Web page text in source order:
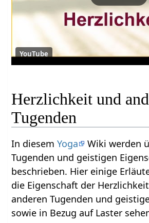
YouTube
Herzlichkeit und
Tugenden
In diesemYoga
Wiki werden
Tugenden und geistigen
beschrieben. Hier einige
die Eigenschaft der
anderen Tugenden und
sowie in Bezug auf Laster